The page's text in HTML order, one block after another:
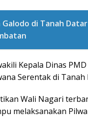
Galodo di Tanah
Kepala Dinas
Serentak di Tanah
Wali Nagari
melaksanakan